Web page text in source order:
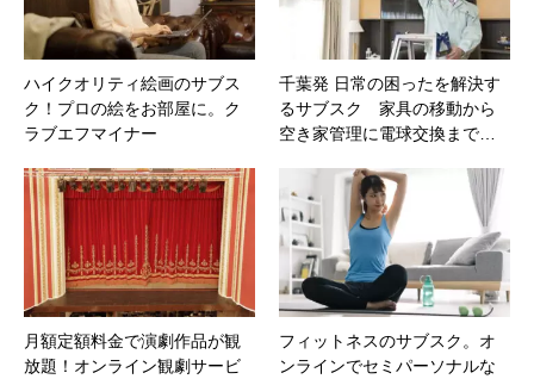
ハイクオリティ絵画のサブス
ク！プロの絵をお部屋に。ク
ラブエフマイナー
千葉発 日常の困ったを解決す
るサブスク 家具の移動から
空き家管理に電球交換まで…
月額定額料金で演劇作品が観
放題！オンライン観劇サービ
フィットネスのサブスク。オ
ンラインでセミパーソナルな